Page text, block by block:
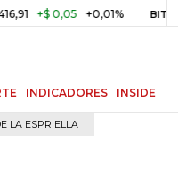
0,05 +0,01% BITCOIN
INDICADORES INSIDE
LA ESPRIELLA